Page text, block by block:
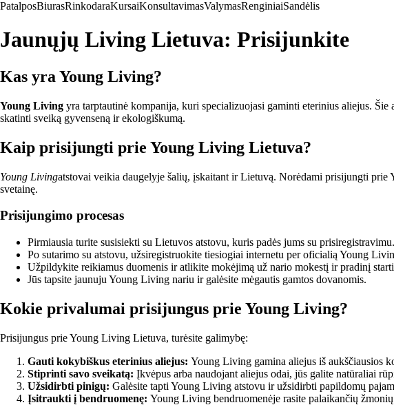
PatalposBiurasRinkodaraKursaiKonsultavimasValymasRenginiaiSandėlis
Jaunųjų Living Lietuva: Prisijunkite
Kas yra Young Living?
Young Living yra tarptautinė kompanija, kuri specializuojasi gaminti eterinius aliejus.
skatinti sveiką gyvenseną ir ekologiškumą.
Kaip prisijungti prie Young Living Lietuva?
Young Livingatstovai veikia daugelyje šalių, įskaitant ir Lietuvą. Norėdami prisijungti
svetainę.
Prisijungimo procesas
Pirmiausia turite susisiekti su Lietuvos atstovu, kuris padės jums su prisiregistravimu.
Po sutarimo su atstovu, užsiregistruokite tiesiogiai internetu per oficialią Young
Užpildykite reikiamus duomenis ir atlikite mokėjimą už nario mokestį ir pradinį
Jūs tapsite jaunuju Young Living nariu ir galėsite mėgautis gamtos dovanomis.
Kokie privalumai prisijungus prie Young Living?
Prisijungus prie Young Living Lietuva, turėsite galimybę:
Gauti kokybiškus eterinius aliejus: Young Living gamina aliejus iš aukščiausios
Stiprinti savo sveikatą: Įkvėpus arba naudojant aliejus odai, jūs galite natūraliai
Užsidirbti pinigų: Galėsite tapti Young Living atstovu ir užsidirbti papildomų
Įsitraukti į bendruomenę: Young Living bendruomenėje rasite palaikančių